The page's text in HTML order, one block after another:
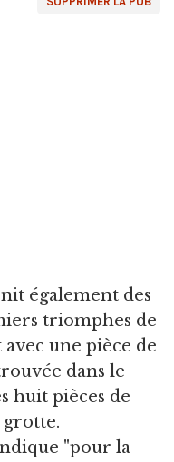
également des
triomphes de
une pièce de
dans le
huit pièces de
grotte.
"pour la